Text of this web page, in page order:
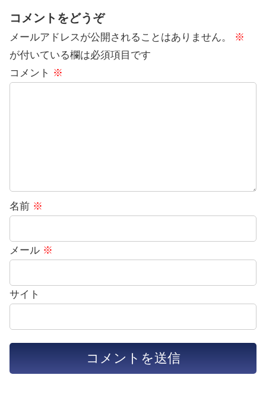
コメントをどうぞ
メールアドレスが公開されることはありません。
※
が付いている欄は必須項目です
コメント ※
名前 ※
メール ※
サイト